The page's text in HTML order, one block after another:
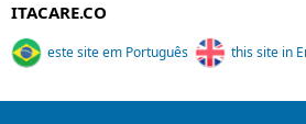
ITACARE.CO
este site em Português this site in